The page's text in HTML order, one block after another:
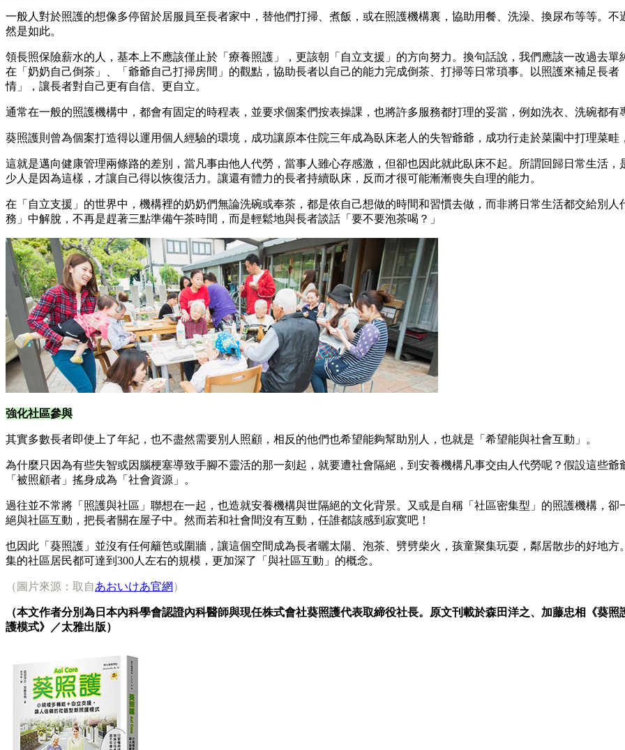
一般人對於照護的想像多停留於居服員至長者家中，替他們打掃、煮飯，或在照護機構裏，協助用餐、洗澡、換尿布等等。
然是如此。
領長照保險薪水的人，基本上不應該僅止於「療養照護」，更該朝「自立支援」的方向努力。換句話說，我們應該一改過去
在「奶奶自己倒茶」、「爺爺自己打掃房間」的觀點，協助長者以自己的能力完成倒茶、打掃等日常瑣事。以照護來補足長
情」，讓長者對自己更有自信、更自立。
通常在一般的照護機構中，都會有固定的時程表，並要求個案們按表操課，也將許多服務都打理的妥當，例如洗衣、洗碗都有
葵照護則曾為個案打造得以運用個人經驗的環境，成功讓原本住院三年成為臥床老人的失智爺爺，成功行走於菜園中打理菜畦
這就是邁向健康管理兩條路的差別，當凡事由他人代勞，當事人雖心存感激，但卻也因此就此臥床不起。所謂回歸日常生活
少人是因為這樣，才讓自己得以恢復活力。讓還有體力的長者持續臥床，反而才很可能漸漸喪失自理的能力。
在「自立支援」的世界中，機構裡的奶奶們無論洗碗或奉茶，都是依自己想做的時間和習慣去做，而非將日常生活都交給別
務」中解脫，不再是趕著三點準備午茶時間，而是輕鬆地與長者談話「要不要泡茶喝？」
強化社區參與
其實多數長者即使上了年紀，也不盡然需要別人照顧，相反的他們也希望能夠幫助別人，也就是「希望能與社會互動」。
為什麼只因為有些失智或因腦梗塞導致手腳不靈活的那一刻起，就要遭社會隔絕，到安養機構凡事交由人代勞呢？假設這些
「被照顧者」搖身成為「社會資源」。
過往並不常將「照護與社區」聯想在一起，也造就安養機構與世隔絕的文化背景。又或是自稱「社區密集型」的照護機構，
絕與社區互動，把長者關在屋子中。然而若和社會間沒有互動，任誰都該感到寂寞吧！
也因此「葵照護」並沒有任何籬笆或圍牆，讓這個空間成為長者曬太陽、泡茶、劈劈柴火，孩童聚集玩耍，鄰居散步的好地
集的社區居民都可達到300人左右的規模，更加深了「與社區互動」的概念。
（圖片來源：取自あおいけあ官網 ）
（本文作者分別為日本內科學會認證內科醫師與現任株式會社葵照護代表取締役社長。原文刊載於森田洋之、加藤忠相《葵
護模式》／太雅出版）